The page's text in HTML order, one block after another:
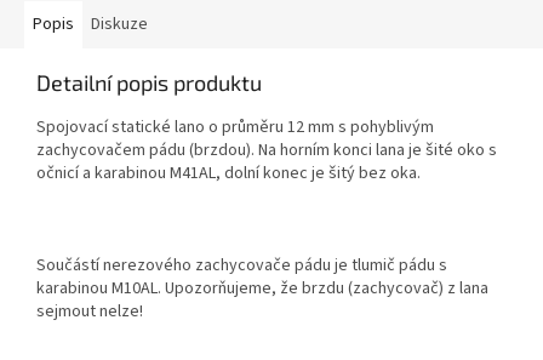
Popis Diskuze
Detailní popis produktu
Spojovací statické lano o průměru 12 mm s pohyblivým
zachycovačem pádu (brzdou). Na horním konci lana je šité oko s
očnicí a karabinou M41AL, dolní konec je šitý bez oka.
Součástí nerezového zachycovače pádu je tlumič pádu s
karabinou M10AL. Upozorňujeme, že brzdu (zachycovač) z lana
sejmout nelze!